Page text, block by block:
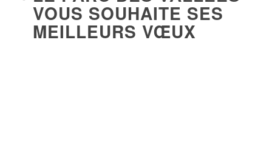
VOUS SOUHAITE SES
MEILLEURS VŒUX